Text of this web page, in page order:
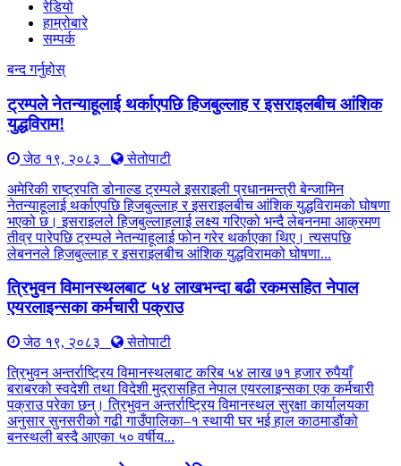
रेडियो
हाम्रोबारे
सम्पर्क
बन्द गर्नुहोस्
ट्रम्पले नेतन्याहूलाई थर्काएपछि हिजबुल्लाह र इसराइलबीच आंशिक
युद्धविराम!
जेठ १९, २०८३
सेतोपाटी
अमेरिकी राष्ट्रपति डोनाल्ड ट्रम्पले इसराइली प्रधानमन्त्री बेन्जामिन
नेतन्याहूलाई थर्काएपछि हिजबुल्लाह र इसराइलबीच आंशिक युद्धविरामको घोषणा
भएको छ। इसराइलले हिजबुल्लाहलाई लक्ष्य गरिएको भन्दै लेबननमा आक्रमण
तीव्र पारेपछि ट्रम्पले नेतन्याहूलाई फोन गरेर थर्काएका थिए। त्यसपछि
लेबननले हिजबुल्लाह र इसराइलबीच आंशिक युद्धविरामको घोषणा...
त्रिभुवन विमानस्थलबाट ५४ लाखभन्दा बढी रकमसहित नेपाल
एयरलाइन्सका कर्मचारी पक्राउ
जेठ १९, २०८३
सेतोपाटी
त्रिभुवन अन्तर्राष्ट्रिय विमानस्थलबाट करिब ५४ लाख ७१ हजार रुपैयाँ
बराबरको स्वदेशी तथा विदेशी मुद्रासहित नेपाल एयरलाइन्सका एक कर्मचारी
पक्राउ परेका छन्। त्रिभुवन अन्तर्राष्ट्रिय विमानस्थल सुरक्षा कार्यालयका
अनुसार सुनसरीको गढी गाउँपालिका–१ स्थायी घर भई हाल काठमाडौंको
बनस्थली बस्दै आएका ५० वर्षीय...